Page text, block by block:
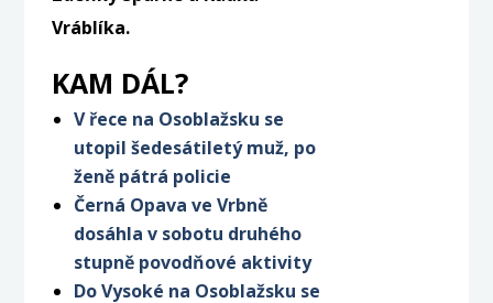
Vráblíka.
KAM DÁL?
V řece na Osoblažsku se
utopil šedesátiletý muž, po
ženě pátrá policie
Černá Opava ve Vrbně
dosáhla v sobotu druhého
stupně povodňové aktivity
Do Vysoké na Osoblažsku se